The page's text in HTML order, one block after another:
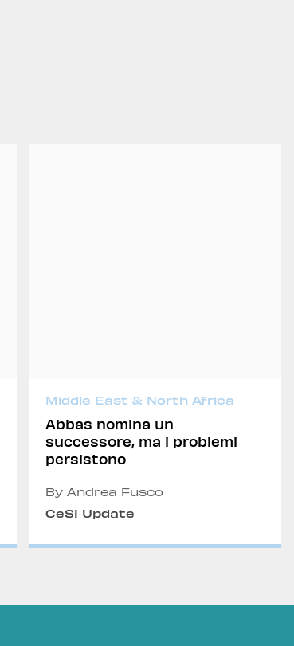
Middle East & North Africa
Abbas nomina un
successore, ma i problemi
persistono
By Andrea Fusco
CeSI Update